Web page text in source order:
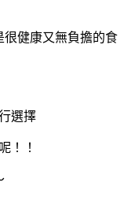
很健康又無負擔的食
選擇
！！